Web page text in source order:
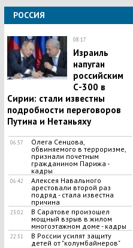
РОССИЯ
08:17
​Израиль
напуган
российским
С-300 в
Сирии: стали известны
подробности переговоров
Путина и Нетаньяху
06:57
Олега Сенцова,
обвиняемого в терроризме,
признали почетным
гражданином Парижа -
кадры
06:42
Алексея Навального
арестовали второй раз
подряд - стала известна
причина
23:02
​В Саратове произошел
мощный взрыв в жилом
многоэтажном доме - кадры
22:51
В России усилят защиту
детей от "колумбайнеров"